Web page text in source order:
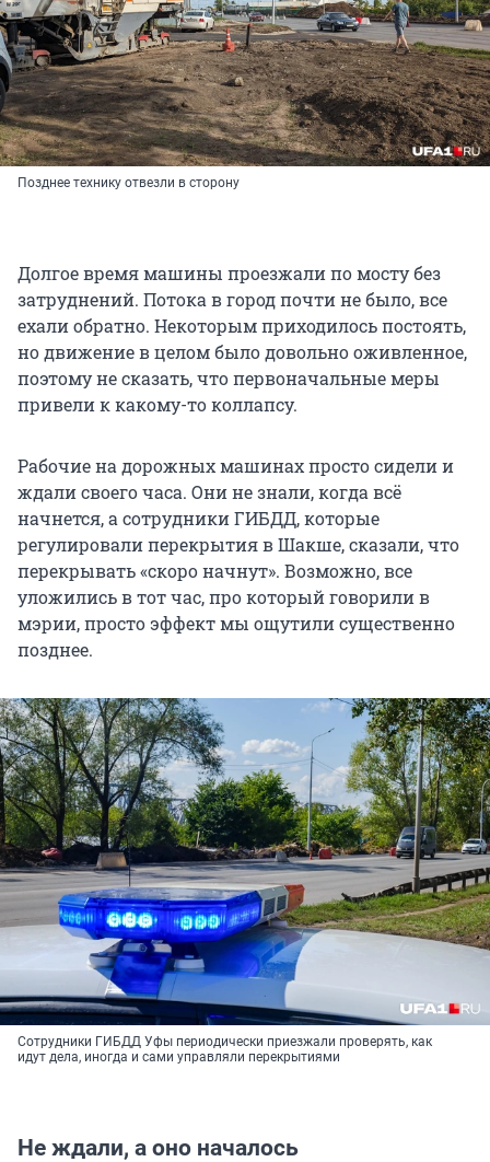
Позднее технику отвезли в сторону
Долгое время машины проезжали по мосту без
затруднений. Потока в город почти не было, все
ехали обратно. Некоторым приходилось постоять,
но движение в целом было довольно оживленное,
поэтому не сказать, что первоначальные меры
привели к какому-то коллапсу.
Рабочие на дорожных машинах просто сидели и
ждали своего часа. Они не знали, когда всё
начнется, а сотрудники ГИБДД, которые
регулировали перекрытия в Шакше, сказали, что
перекрывать «скоро начнут». Возможно, все
уложились в тот час, про который говорили в
мэрии, просто эффект мы ощутили существенно
позднее.
Сотрудники ГИБДД Уфы периодически приезжали проверять, как
идут дела, иногда и сами управляли перекрытиями
Не ждали, а оно началось